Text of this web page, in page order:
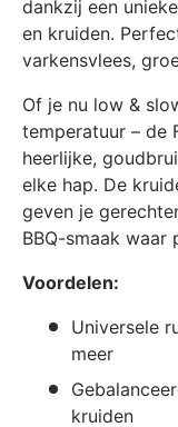
dankzij een
en kruiden.
varkensvlees,
Of je nu low &
temperatuur – de
heerlijke,
elke hap. De
geven je
BBQ-smaak
Voordelen:
Universele
meer
kruiden